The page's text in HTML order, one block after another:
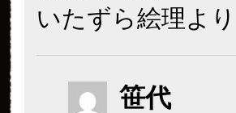
いたずら絵理より
笹代